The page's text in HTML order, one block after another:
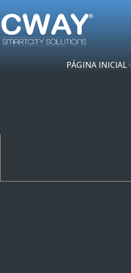
PÁGINA INICIAL